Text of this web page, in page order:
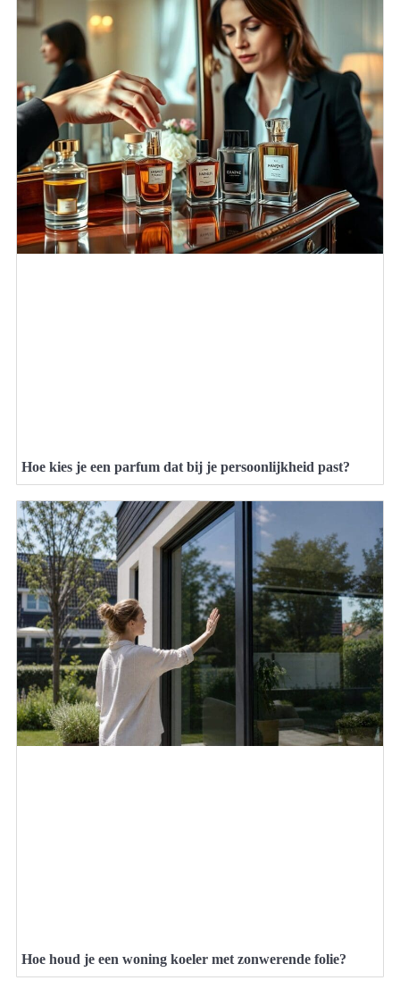
Hoe kies je een parfum dat bij je persoonlijkheid past?
Hoe houd je een woning koeler met zonwerende folie?